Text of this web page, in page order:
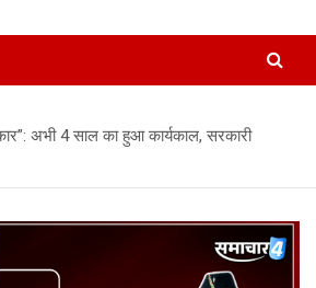
अभी 4 साल का हुआ कार्यकाल, सरकारी